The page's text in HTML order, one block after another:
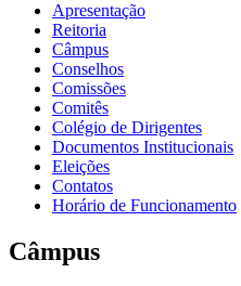
Apresentação
Reitoria
Câmpus
Conselhos
Comissões
Comitês
Colégio de Dirigentes
Documentos Institucionais
Eleições
Contatos
Horário de Funcionamento
Câmpus